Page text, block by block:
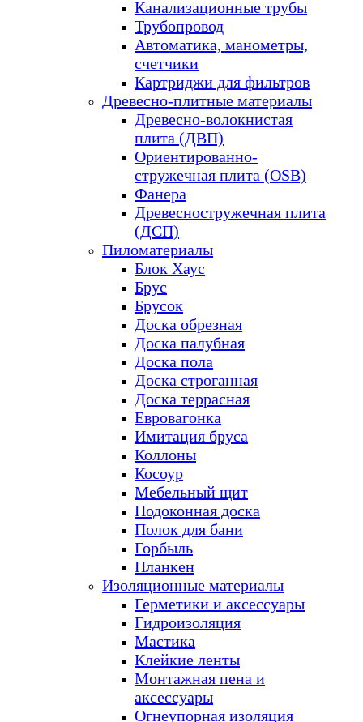
Канализационные трубы
Трубопровод
Автоматика, манометры,
счетчики
Картриджи для фильтров
Древесно-плитные материалы
Древесно-волокнистая
плита (ДВП)
Ориентированно-
стружечная плита (OSB)
Фанера
Древесностружечная плита
(ДСП)
Пиломатериалы
Блок Хаус
Брус
Брусок
Доска обрезная
Доска палубная
Доска пола
Доска строганная
Доска террасная
Евровагонка
Имитация бруса
Коллоны
Косоур
Мебельный щит
Подоконная доска
Полок для бани
Горбыль
Планкен
Изоляционные материалы
Герметики и аксессуары
Гидроизоляция
Мастика
Клейкие ленты
Монтажная пена и
аксессуары
Огнеупорная изоляция